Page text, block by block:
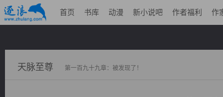
首页 书库 动漫 新小说吧 作者福利 作
天脉至尊 第一百九十九章：被发现了！